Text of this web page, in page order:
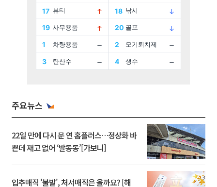
주요뉴스
22일 만에 다시 문 연 홈플러스…정상화 바
쁜데 재고 없어 ‘발동동’[가보니]
입추매직 '불발', 처서매직은 올까요? [해